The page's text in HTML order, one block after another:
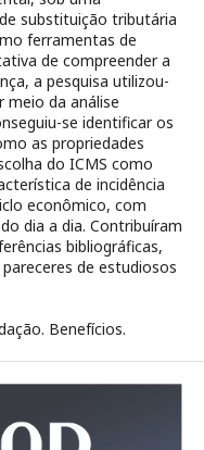
substituição tributária
ferramentas de
de compreender a
a pesquisa utilizou-
da análise
se identificar os
as propriedades
do ICMS como
de incidência
econômico, com
dia a dia. Contribuíram
bibliográficas,
de estudiosos
Benefícios.